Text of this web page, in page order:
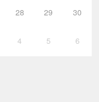
28 29 30
4 5 6